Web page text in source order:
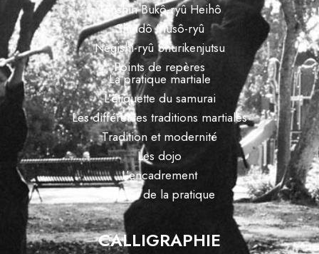
Tenshin Bukô-ryû Heihô
Shindô Musô-ryû
Negishi-ryû Shurikenjutsu
Points de repères
La pratique martiale
L’étiquette du samurai
Les différentes traditions martiales
Tradition et modernité
Les dojo
L’encadrement
Autour de la pratique
CALLIGRAPHIE